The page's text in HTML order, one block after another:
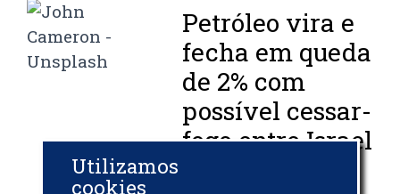
Petróleo vira e
fecha em queda
de 2% com
possível cessar-
fogo entre Israel
Utilizamos
cookies